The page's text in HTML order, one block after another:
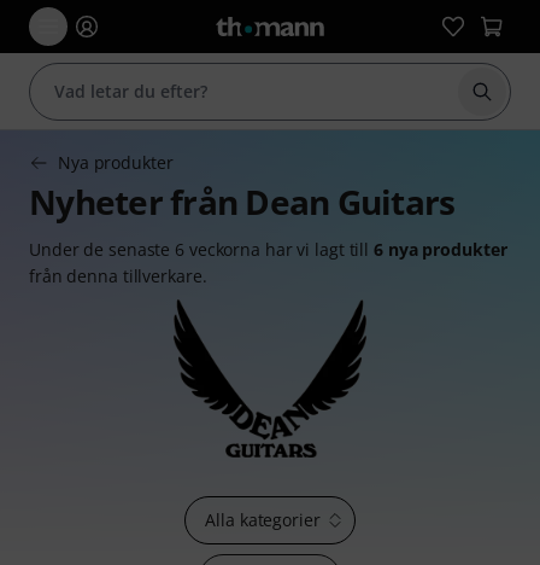
Börja
Nya produkter
Nyheter från Dean Guitars
Under de senaste 6 veckorna har vi lagt till6 nya produkter
från denna tillverkare.
Alla kategorier